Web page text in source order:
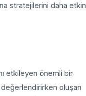
stratejilerini daha etkin
etkileyen önemli bir
oluşan